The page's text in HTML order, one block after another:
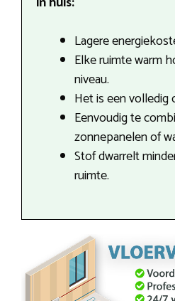
Lagere
Elke ruimte warm
niveau.
Het is een volledig
Eenvoudig te
zonnepanelen of
Stof dwarrelt
ruimte.